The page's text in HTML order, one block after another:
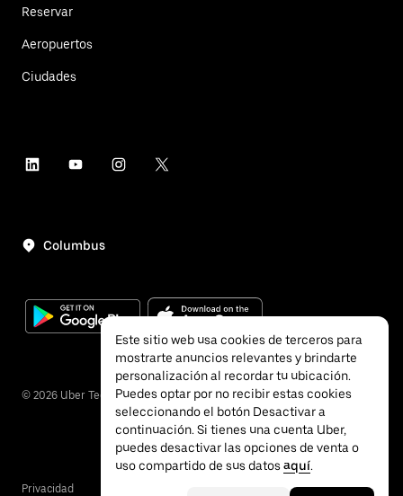
Reservar
Aeropuertos
Ciudades
Columbus
© 2026 Uber Technologies, Inc.
Privacidad
Este sitio web usa cookies de terceros para
mostrarte anuncios relevantes y brindarte
personalización al recordar tu ubicación.
Puedes optar por no recibir estas cookies
seleccionando el botón Desactivar a
continuación. Si tienes una cuenta Uber,
puedes desactivar las opciones de venta o
uso compartido de sus datos aquí.